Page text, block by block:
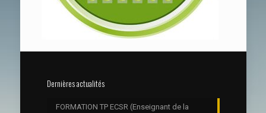
Dernières actualités
FORMATION TP ECSR (Enseignant de la